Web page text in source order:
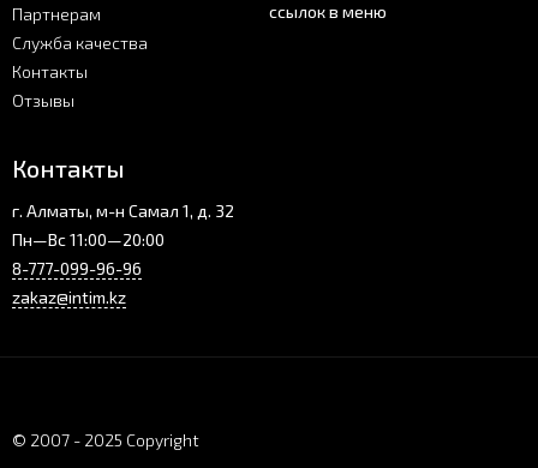
Партнерам
Служба качества
Контакты
Отзывы
ссылок в меню
Контакты
г. Алматы, м-н Самал 1, д. 32
Пн—Вс 11:00—20:00
8-777-099-96-96
zakaz@intim.kz
© 2007 - 2025 Copyright